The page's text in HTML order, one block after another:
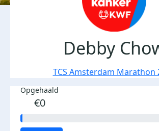
Debby
TCS Amsterdam Marathon
Opgehaald
€0